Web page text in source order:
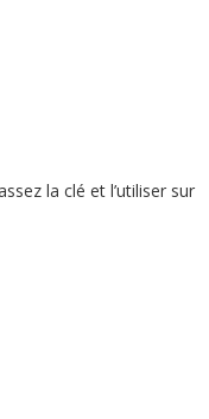
la clé et l’utiliser sur